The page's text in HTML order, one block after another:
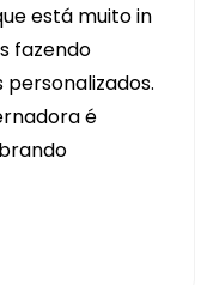
FALAR
DE
UM
GUIA
está muito in
fazendo
é